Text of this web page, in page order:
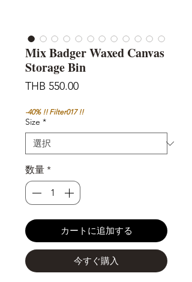
Mix Badger Waxed Canvas
Storage Bin
THB 550.00価
-40% !! Filter017 !!
Size *
数量 *
カートに追加する
今すぐ購入